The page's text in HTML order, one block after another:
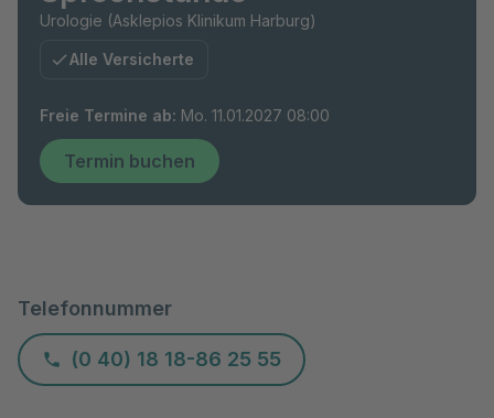
Urologie (Asklepios Klinikum Harburg)
Alle Versicherte
Freie Termine ab: Mo. 11.01.2027 08:00
Termin buchen
Telefonnummer
(0 40) 18 18-86 25 55